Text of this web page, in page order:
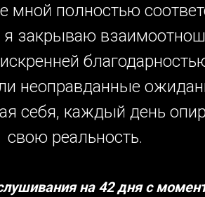
мной полностью
я закрываю
неоправданные
себя, каждый день
свою реальность.
на 42 дня с